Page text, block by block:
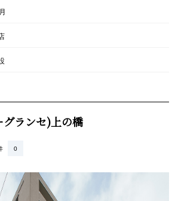
ランセ)上の橋
0